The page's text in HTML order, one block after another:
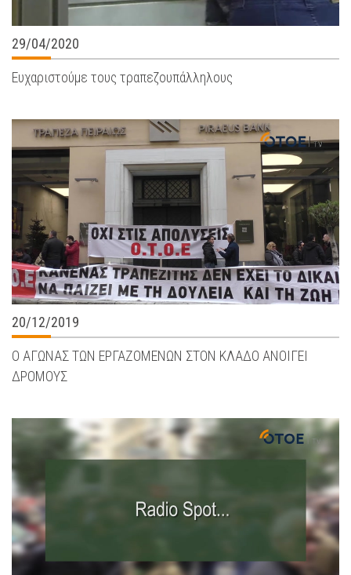
29/04/2020
Ευχαριστούμε τους τραπεζουπάλληλους
20/12/2019
Ο ΑΓΩΝΑΣ ΤΩΝ ΕΡΓΑΖΟΜΕΝΩΝ ΣΤΟΝ ΚΛΑΔΟ ΑΝΟΙΓΕΙ
ΔΡΟΜΟΥΣ